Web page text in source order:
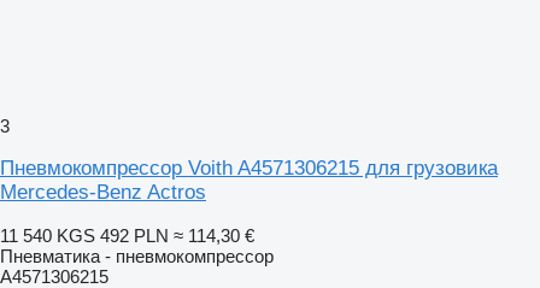
3
Пневмокомпрессор Voith A4571306215 для грузовика
Mercedes-Benz Actros
11 540 KGS 492 PLN ≈ 114,30 €
Пневматика - пневмокомпрессор
A4571306215